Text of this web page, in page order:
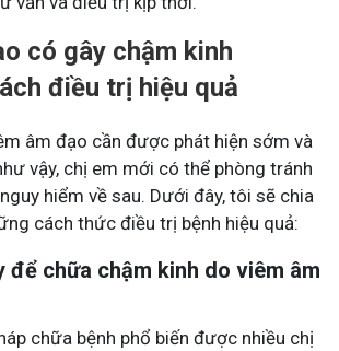
có gây chậm kinh
điều trị hiệu quả
âm đạo cần được phát hiện sớm và
vậy, chị em mới có thể phòng tránh
hiểm về sau. Dưới đây, tôi sẽ chia
cách thức điều trị bệnh hiệu quả:
để chữa chậm kinh do viêm âm
chữa bệnh phổ biến được nhiều chị